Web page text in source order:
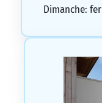
Dimanche: